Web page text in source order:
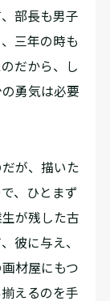
部長も男子
三年の時も
だから、し
勇気は必要
が、描いた
、ひとまず
が残した古
彼に与え、
材屋にもつ
えるのを手